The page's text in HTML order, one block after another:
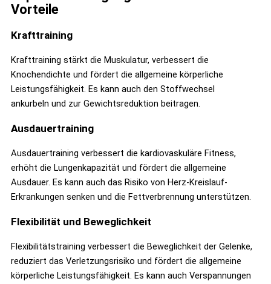
Vorteile
Krafttraining
Krafttraining stärkt die Muskulatur, verbessert die
Knochendichte und fördert die allgemeine körperliche
Leistungsfähigkeit. Es kann auch den Stoffwechsel
ankurbeln und zur Gewichtsreduktion beitragen.
Ausdauertraining
Ausdauertraining verbessert die kardiovaskuläre Fitness,
erhöht die Lungenkapazität und fördert die allgemeine
Ausdauer. Es kann auch das Risiko von Herz-Kreislauf-
Erkrankungen senken und die Fettverbrennung unterstützen.
Flexibilität und Beweglichkeit
Flexibilitätstraining verbessert die Beweglichkeit der Gelenke,
reduziert das Verletzungsrisiko und fördert die allgemeine
körperliche Leistungsfähigkeit. Es kann auch Verspannungen